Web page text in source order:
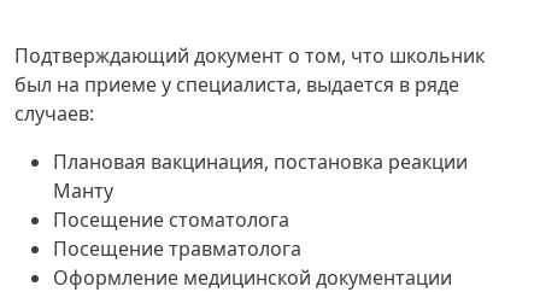
Подтверждающий документ о том, что школьник
был на приеме у специалиста, выдается в ряде
случаев:
Плановая вакцинация, постановка реакции
Манту
Посещение стоматолога
Посещение травматолога
Оформление медицинской документации